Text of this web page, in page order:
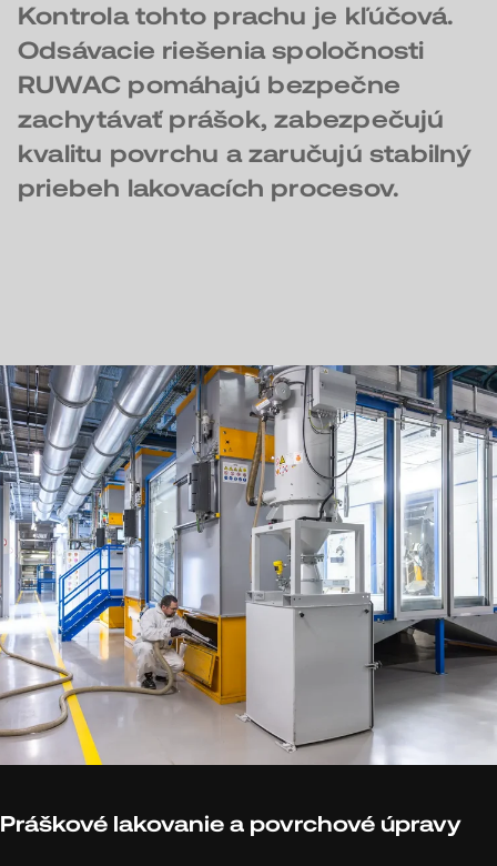
Kontrola tohto prachu je kľúčová.
Odsávacie riešenia spoločnosti
RUWAC pomáhajú bezpečne
zachytávať prášok, zabezpečujú
kvalitu povrchu a zaručujú stabilný
priebeh lakovacích procesov.
Práškové lakovanie a povrchové úpravy